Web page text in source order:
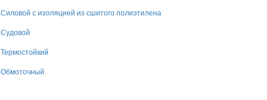
Силовой с изоляцией из сшитого полиэтилена
Судовой
Термостойкий
Обмоточный